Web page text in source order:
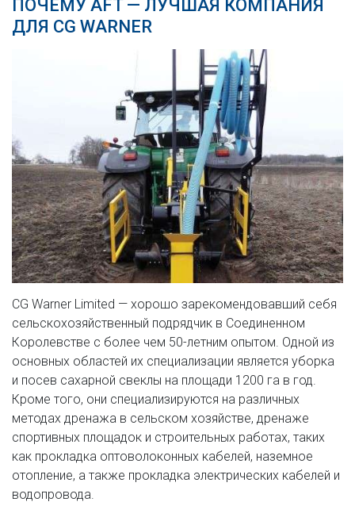
ПОЧЕМУ AFT — ЛУЧШАЯ КОМПАНИЯ
ДЛЯ CG WARNER
CG Warner Limited — хорошо зарекомендовавший себя
сельскохозяйственный подрядчик в Соединенном
Королевстве с более чем 50-летним опытом. Одной из
основных областей их специализации является уборка
и посев сахарной свеклы на площади 1200 га в год.
Кроме того, они специализируются на различных
методах дренажа в сельском хозяйстве, дренаже
спортивных площадок и строительных работах, таких
как прокладка оптоволоконных кабелей, наземное
отопление, а также прокладка электрических кабелей и
водопровода.